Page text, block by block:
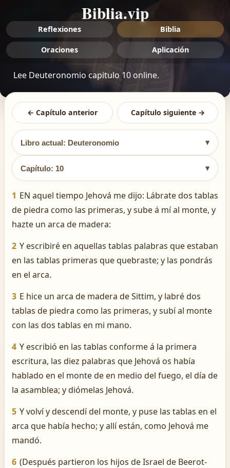
Biblia.vip
Reflexiones Biblia
Oraciones Aplicación
Lee Deuteronomio capitulo 10 online.
← Capítulo anterior Capítulo siguiente →
Libro actual: Deuteronomio ▾
Capítulo: 10 ▾
1 EN aquel tiempo Jehová me dijo: Lábrate dos tablas
de piedra como las primeras, y sube á mí al monte, y
hazte un arca de madera:
2 Y escribiré en aquellas tablas palabras que estaban
en las tablas primeras que quebraste; y las pondrás
en el arca.
3 E hice un arca de madera de Sittim, y labré dos
tablas de piedra como las primeras, y subí al monte
con las dos tablas en mi mano.
4 Y escribió en las tablas conforme á la primera
escritura, las diez palabras que Jehová os había
hablado en el monte de en medio del fuego, el día de
la asamblea; y diómelas Jehová.
5 Y volví y descendí del monte, y puse las tablas en el
arca que había hecho; y allí están, como Jehová me
mandó.
6 (Después partieron los hijos de Israel de Beerot-